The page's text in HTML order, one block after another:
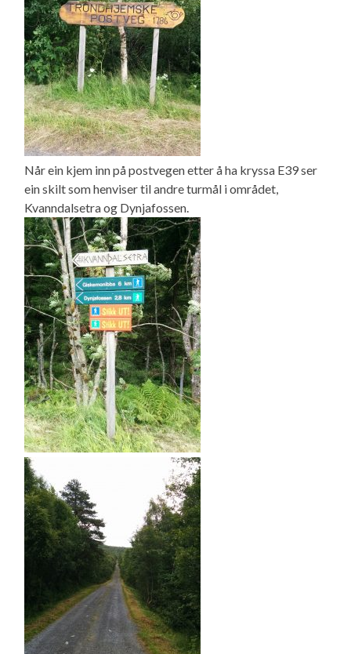
Når ein kjem inn på postvegen etter å ha kryssa E39 ser
ein skilt som henviser til andre turmål i området,
Kvanndalsetra og Dynjafossen.